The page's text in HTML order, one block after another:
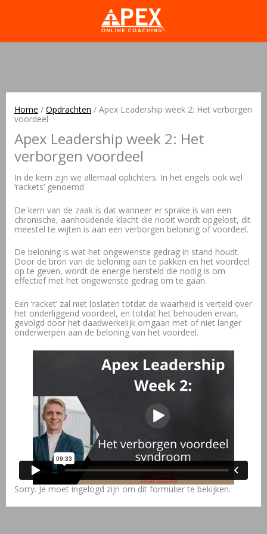
Home / Opdrachten / Apex Leadership week 2: Het verborgen
voordeel
Apex Leadership week 2: Het
verborgen voordeel
In de kern zijn we allemaal oplichters. In het engels ook wel
‘rackets’ genoemd
De kern van de zaak is dat wanneer er sprake is van een
chronische, aanhoudende klacht die nooit wordt opgelost, dit
meestel te wijten is aan een verborgen beloning of voordeel.
De beloning is wat het ongewenste gedrag in stand houdt.
Door de bron van de beloning aan te pakken en het voordeel
op te geven, wordt de energie hersteld die nodig is om
effectief met het ongewenste gedrag om te gaan.
Een ‘racket’ zal niet loslaten totdat de waarheid is verteld over
het onderliggend voordeel, en totdat het behouden ervan,
gevolgd door het daadwerkelijk omgaan met of niet langer
onderwerpen aan de beloning van het voordeel.
Sorry. Je moet ingelogd zijn om dit formulier te bekijken.